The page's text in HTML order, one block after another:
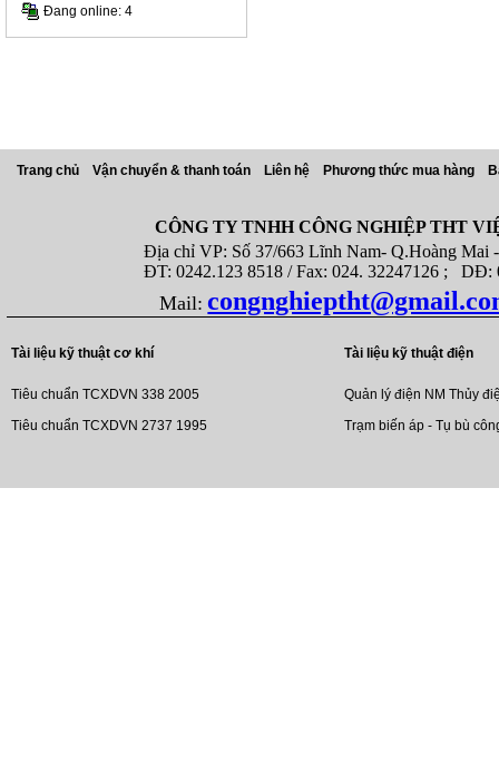
Đang online: 4
Trang chủ Vận chuyển & thanh toán Liên hệ Phương thức mua hàng
CÔNG TY TNHH CÔNG NGHIỆP THT
Địa chỉ VP: Số 37/663 Lĩnh Nam- Q.Hoàng Mai -
ĐT: 0242.123 8518 / Fax: 024. 32247126 ; DĐ:
Mail:
Tài liệu kỹ thuật cơ khí
Tiêu chuẩn TCXDVN 338 2005
Tiêu chuẩn TCXDVN 2737 1995
Tài liệu kỹ thuật điện
Quản lý điện NM Thủy
Trạm biến áp - Tụ bù